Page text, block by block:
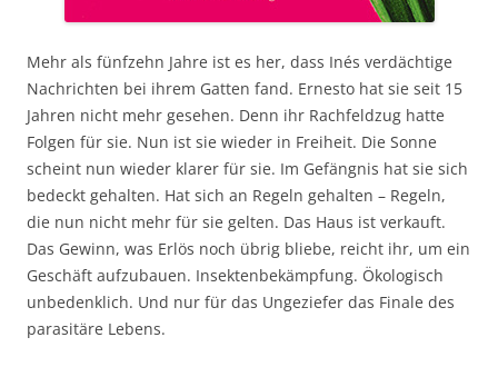
Mehr als fünfzehn Jahre ist es her, dass Inés verdächtige
Nachrichten bei ihrem Gatten fand. Ernesto hat sie seit 15
Jahren nicht mehr gesehen. Denn ihr Rachfeldzug hatte
Folgen für sie. Nun ist sie wieder in Freiheit. Die Sonne
scheint nun wieder klarer für sie. Im Gefängnis hat sie sich
bedeckt gehalten. Hat sich an Regeln gehalten – Regeln,
die nun nicht mehr für sie gelten. Das Haus ist verkauft.
Das Gewinn, was Erlös noch übrig bliebe, reicht ihr, um ein
Geschäft aufzubauen. Insektenbekämpfung. Ökologisch
unbedenklich. Und nur für das Ungeziefer das Finale des
parasitäre Lebens.